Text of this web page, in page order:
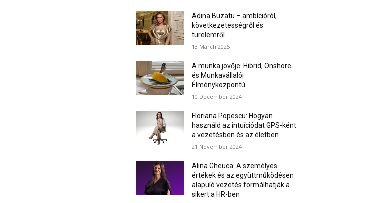
Adina Buzatu – ambícióról,
következetességről és
türelemről
13 March 2025
A munka jövője: Hibrid, Onshore
és Munkavállalói
Élményközpontú
10 December 2024
Floriana Popescu: Hogyan
használd az intuíciódat GPS-ként
a vezetésben és az életben
21 November 2024
Alina Gheuca: A személyes
értékek és az együttműködésen
alapuló vezetés formálhatják a
sikert a HR-ben